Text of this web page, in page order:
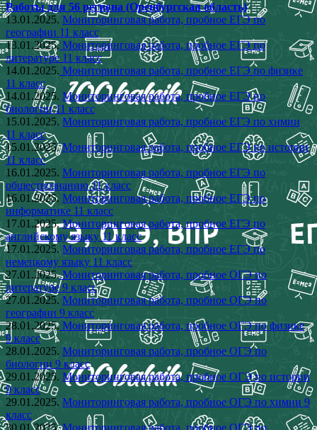
Работы для 56 региона (Оренбургская область)
13.01.2025. Мониторинговая работа, пробное ЕГЭ по
географии 11 класс
13.01.2025.Мониторинговая работа, пробное ЕГЭ по
литературе 11 класс
14.01.2025. Мониторинговая работа, пробное ЕГЭ по физике
11 класс
14.01.2025. Мониторинговая работа, пробное ЕГЭ по
биологии 11 класс
15.01.2025. Мониторинговая работа, пробное ЕГЭ по химии
11 класс
15.01.2025.Мониторинговая работа, пробное ЕГЭ по истории
11 класс
16.01.2025. Мониторинговая работа, пробное ЕГЭ по
обществознанию 11 класс
16.01.2025.Мониторинговая работа, пробное ЕГЭ по
информатике 11 класс
17.01.2025.Мониторинговая работа, пробное ЕГЭ по
английскому языку 11 класс
17.01.2025. Мониторинговая работа, пробное ЕГЭ по
немецкому языку 11 класс
27.01.2025.Мониторинговая работа, пробное ОГЭ по
литературе 9 класс
27.01.2025. Мониторинговая работа, пробное ОГЭ по
географии 9 класс
28.01.2025.Мониторинговая работа, пробное ОГЭ по физике
9 класс
28.01.2025. Мониторинговая работа, пробное ОГЭ по
биологии 9 класс
29.01.2025. Мониторинговая работа, пробное ОГЭ по истории
9 класс
29.01.2025. Мониторинговая работа, пробное ОГЭ по химии 9
класс